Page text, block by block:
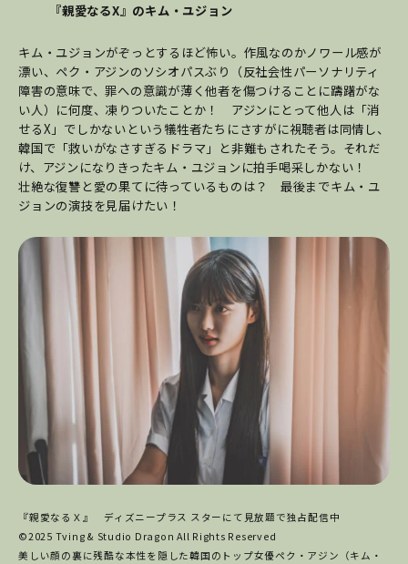
『親愛なるX』のキム・ユジョン
キム・ユジョンがぞっとするほど怖い。作風なのかノワール感が
漂い、ペク・アジンのソシオパスぶり（反社会性パーソナリティ
障害の意味で、罪への意識が薄く他者を傷つけることに躊躇がな
い人）に何度、凍りついたことか！ アジンにとって他人は「消
せるX」でしかないという犠牲者たちにさすがに視聴者は同情し、
韓国で「救いがなさすぎるドラマ」と非難もされたそう。それだ
け、アジンになりきったキム・ユジョンに拍手喝采しかない！
壮絶な復讐と愛の果てに待っているものは？ 最後までキム・ユ
ジョンの演技を見届けたい！
『親愛なるＸ』 ディズニープラス スターにて見放題で独占配信中
©2025 Tving & Studio Dragon All Rights Reserved
美しい顔の裏に残酷な本性を隠した韓国のトップ女優ペク・アジン（キム・